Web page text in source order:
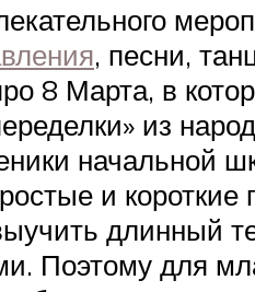
, песни,
8 Марта, в
из
и
длинный
Поэтому для